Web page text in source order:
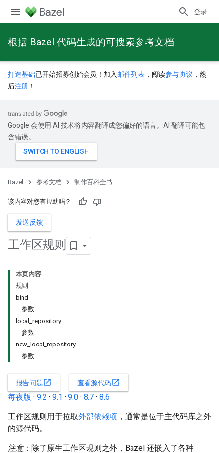
登录
根据 Bazel 代码生成的可搜索参考文档
打造基础已开始招募创始会员！加入 邮件列表 ，阅读参与协议 ，然
后注册 ！
Google 会使用 AI 技术将内容翻译成您偏好的语言。AI 翻译可能包
含错误。
Bazel 参考文档 制作百科全书
该内容对您有帮助吗？
发送反馈
工作区规则
本页内容
规则
bind
参数
local_repository
参数
new_local_repository
参数
报告问题open_in_new 查看源代码open_in_new
每夜版 · 9.2 · 9.1 · 9.0 · 8.7 · 8.6
工作区规则用于拉取外部依赖项 ，通常是位于主代码库之外
的源代码。
注意：除了原生工作区规则之外，Bazel 还嵌入了各种